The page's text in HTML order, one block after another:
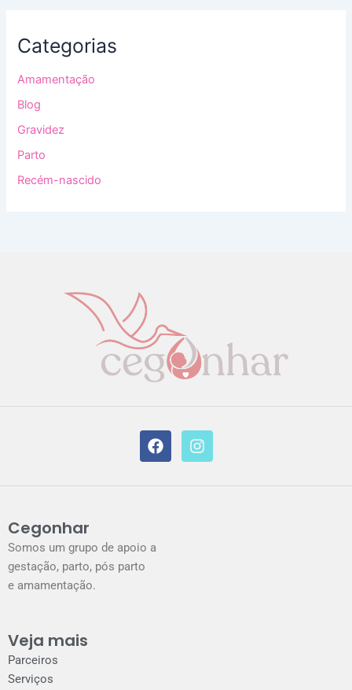
Categorias
Amamentação
Blog
Gravidez
Parto
Recém-nascido
a
c
e
n
s
t
Cegonhar
Somos um grupo de apoio a
gestação, parto, pós parto
e amamentação.
Veja mais
Parceiros
Serviços